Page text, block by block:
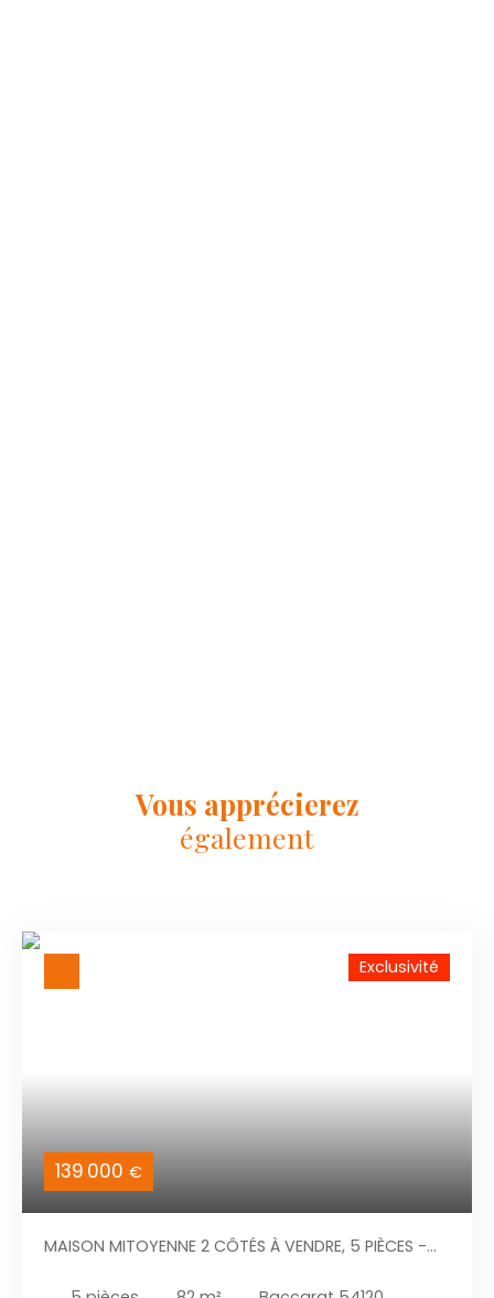
Vous apprécierez
également
139 000 €
Exclusivité
MAISON MITOYENNE 2 CÔTÉS À VENDRE, 5 PIÈCES -